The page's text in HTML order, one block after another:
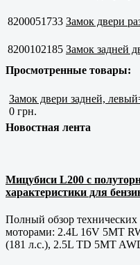
8200051733 Замок двери
8200102185 Замок задней
Просмотренные товары:
Замок двери задней,
0 грн.
Новостная лента
Мицубиси L200 с
характеристики для
Полный обзор
моторами: 2.4L 16V 5MT
(181 л.с.), 2.5L TD 5MT